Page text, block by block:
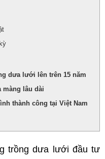
dưa lưới lên trên 15 năm
màng lâu dài
thành công tại Việt Nam
trồng dưa lưới đầu tư